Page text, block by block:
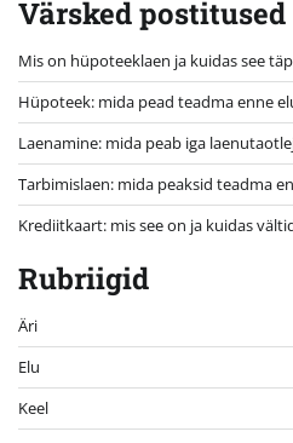
Värsked postitused
Mis on hüpoteeklaen ja kuidas see
Hüpoteek: mida pead teadma enne
Laenamine: mida peab iga
Tarbimislaen: mida peaksid teadma
Krediitkaart: mis see on ja kuidas
Rubriigid
Äri
Elu
Keel